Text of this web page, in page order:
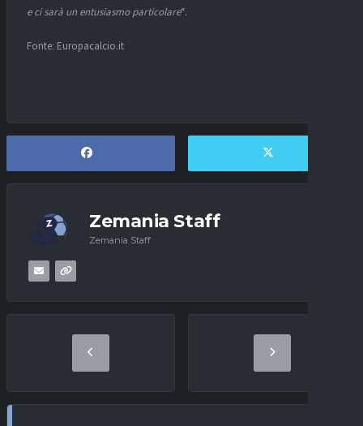
e ci sarà un entusiasmo particolare“.
Fonte: Europacalcio.it
Zemania Staff
Zemania Staff